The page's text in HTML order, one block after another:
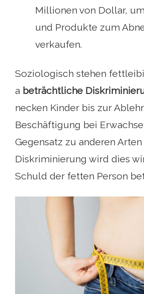
Millionen von Dollar,
und Produkte zum
verkaufen.
Soziologisch stehen
a beträchtliche
necken Kinder bis zur
Beschäftigung bei
Gegensatz zu anderen Arten
Diskriminierung wird dies
Schuld der fetten Person